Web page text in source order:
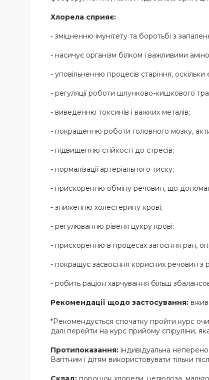
Хлорела сприяє:
- зміцненню імунітету та боротьбі з
- насичує організм білком і важливими
- уповільненню процесів старіння,
- регуляції роботи шлунково-кишкового
- виведенню токсинів і важких металів;
- покращенню роботи головного мозку,
- підвищенню стійкості до стресів;
- нормалізації артеріального тиску;
- прискоренню обміну речовин, що
- зниженню холестерину крові;
- регулюванню рівеня цукру крові;
- прискоренню в процесах загоєння ран,
- покращує засвоєння корисних речовин з
- робить раціон харчування більш
Рекомендації щодо застосування:
*Рекомендується спочатку пройти курс
далі перейти на курс прийому спіруліни,
Протипоказання: індивідуальна
Вагітним і дітям використовувати тільки